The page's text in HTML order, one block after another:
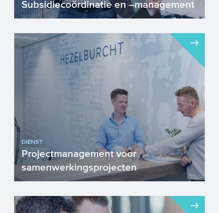
Subsidiecoördinatie en –management
DIENST
Projectmanagement voor
samenwerkingsprojecten